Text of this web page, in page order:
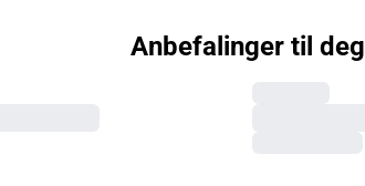
Anbefalinger til deg